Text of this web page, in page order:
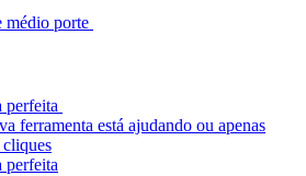
médio porte
perfeita
perfeita